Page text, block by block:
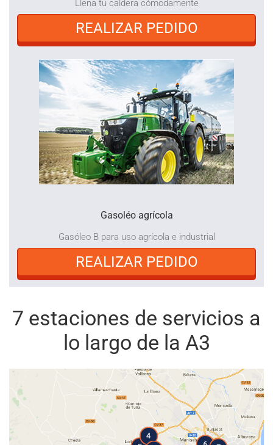
Llena tu caldera cómodamente
REALIZAR PEDIDO
Gasoléo agrícola
Gasóleo B para uso agrícola e industrial
REALIZAR PEDIDO
7 estaciones de servicios a
lo largo de la A3